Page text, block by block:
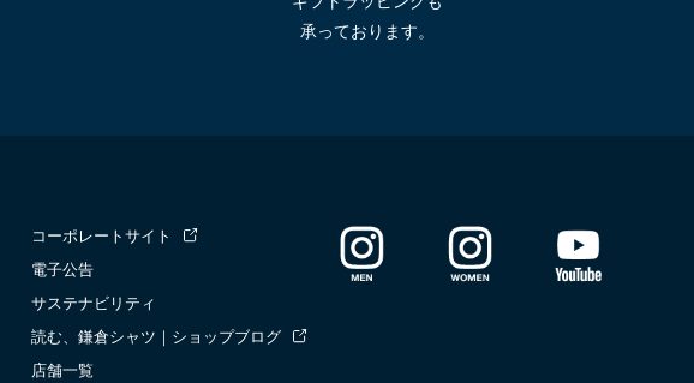
承っております。
コーポレートサイト
電子公告
サステナビリティ
読む、鎌倉シャツ｜ショップブログ
店舗一覧